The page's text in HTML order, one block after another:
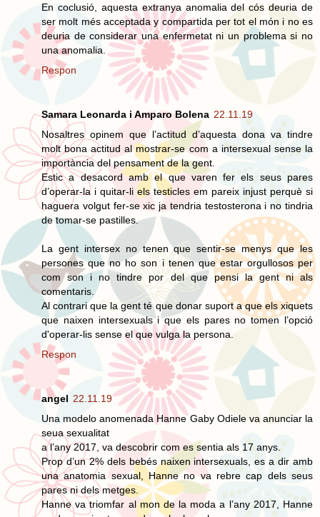
En coclusió, aquesta extranya anomalia del cós deuria de
ser molt més acceptada y compartida per tot el món i no es
deuria de considerar una enfermetat ni un problema si no
una anomalia.
Respon
Samara Leonarda i Amparo Bolena 22.11.19
Nosaltres opinem que l’actitud d’aquesta dona va tindre
molt bona actitud al mostrar-se com a intersexual sense la
importància del pensament de la gent.
Estic a desacord amb el que varen fer els seus pares
d’operar-la i quitar-li els testicles em pareix injust perquè si
haguera volgut fer-se xic ja tendria testosterona i no tindria
de tomar-se pastilles.
La gent intersex no tenen que sentir-se menys que les
persones que no ho son i tenen que estar orgullosos per
com son i no tindre por del que pensi la gent ni als
comentaris.
Al contrari que la gent té que donar suport a que els xiquets
que naixen intersexuals i que els pares no tomen l’opció
d'operar-lis sense el que vulga la persona.
Respon
angel 22.11.19
Una modelo anomenada Hanne Gaby Odiele va anunciar la
seua sexualitat
a l’any 2017, va descobrir com es sentia als 17 anys.
Prop d’un 2% dels bebés naixen intersexuals, es a dir amb
una anatomia sexual, Hanne no va rebre cap dels seus
pares ni dels metges.
Hanne va triomfar al mon de la moda a l’any 2017, Hanne